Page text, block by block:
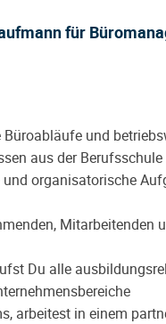
für
und
aus der
organisatorische
Mitarbeitenden
Du alle
arbeitest in einem